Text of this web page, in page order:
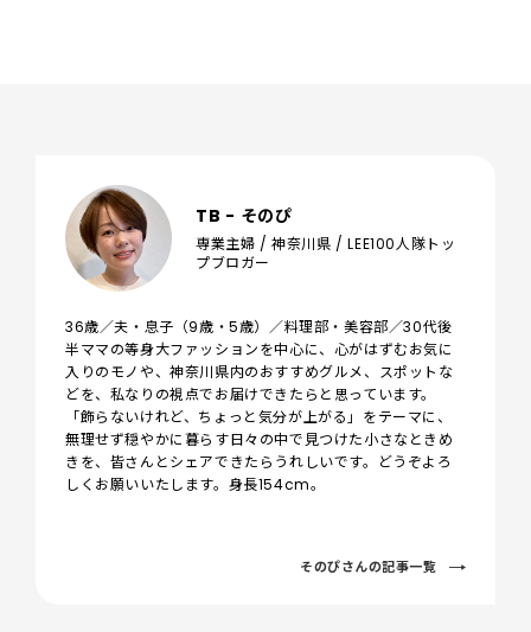
TB - そのぴ
専業主婦 / 神奈川県 / LEE100人隊トッ
プブロガー
36歳／夫・息子（9歳・5歳）／料理部・美容部／30代後
半ママの等身大ファッションを中心に、心がはずむお気に
入りのモノや、神奈川県内のおすすめグルメ、スポットな
どを、私なりの視点でお届けできたらと思っています。
「飾らないけれど、ちょっと気分が上がる」をテーマに、
無理せず穏やかに暮らす日々の中で見つけた小さなときめ
きを、皆さんとシェアできたらうれしいです。どうぞよろ
しくお願いいたします。身長154cm。
そのぴさんの記事一覧